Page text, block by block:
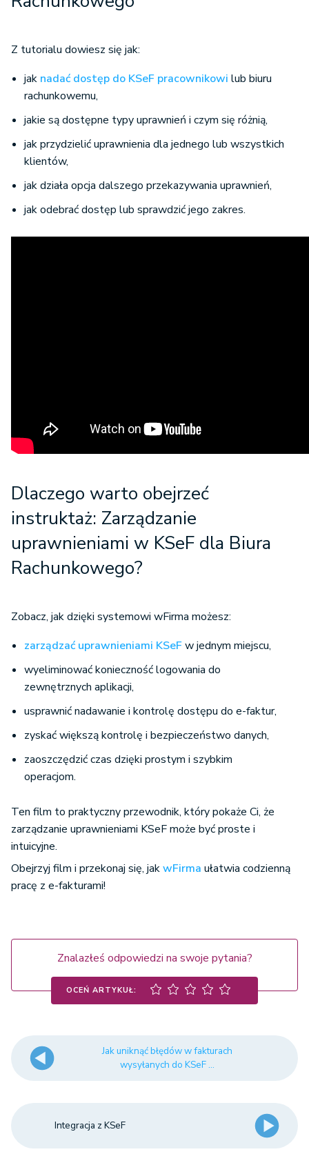
Z tutorialu dowiesz się jak:
jak nadać dostęp do KSeF pracownikowi lub biuru
rachunkowemu,
jakie są dostępne typy uprawnień i czym się różnią,
jak przydzielić uprawnienia dla jednego lub wszystkich
klientów,
jak działa opcja dalszego przekazywania uprawnień,
jak odebrać dostęp lub sprawdzić jego zakres.
Dlaczego warto obejrzeć
instruktaż: Zarządzanie
uprawnieniami w KSeF dla Biura
Rachunkowego?
Zobacz, jak dzięki systemowi wFirma możesz:
zarządzać uprawnieniami KSeFw jednym miejscu,
wyeliminować konieczność logowania do
zewnętrznych aplikacji,
usprawnić nadawanie i kontrolę dostępu do e-faktur,
zyskać większą kontrolę i bezpieczeństwo danych,
zaoszczędzić czas dzięki prostym i szybkim
operacjom.
Ten film to praktyczny przewodnik, który pokaże Ci, że
zarządzanie uprawnieniami KSeF może być proste i
intuicyjne.
Obejrzyj film i przekonaj się, jakwFirma ułatwia codzienną
pracę z e-fakturami!
Znalazłeś odpowiedzi na swoje pytania?
OCEŃ ARTYKUŁ:
Jak uniknąć błędów w fakturach
wysyłanych do KSeF ...
Integracja z KSeF